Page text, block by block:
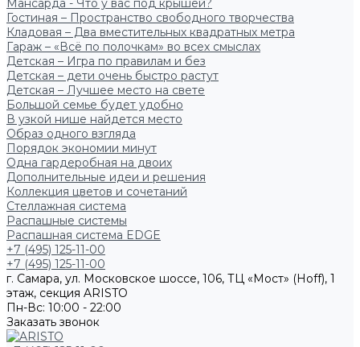
Мансарда - Что у вас под крышей?
Гостиная – Пространство свободного творчества
Кладовая – Два вместительных квадратных метра
Гараж – «Всё по полочкам» во всех смыслах
Детская – Игра по правилам и без
Детская – дети очень быстро растут
Детская – Лучшее место на свете
Большой семье будет удобно
В узкой нише найдется место
Образ одного взгляда
Порядок экономии минут
Одна гардеробная на двоих
Дополнительные идеи и решения
Коллекция цветов и сочетаний
Стеллажная система
Распашные системы
Распашная система EDGE
+7 (495) 125-11-00
+7 (495) 125-11-00
г. Самара, ул. Московское шоссе, 106, ТЦ «Мост» (Hoff), 1
этаж, секция ARISTO
Пн-Вс: 10:00 - 22:00
Заказать звонок